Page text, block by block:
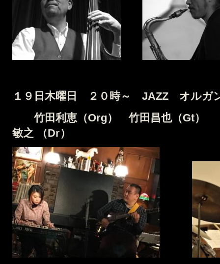
１９日木曜日 ２０時～ JAZZ オルガ
竹田利恵（Org） 竹田
敏之
（Dr）